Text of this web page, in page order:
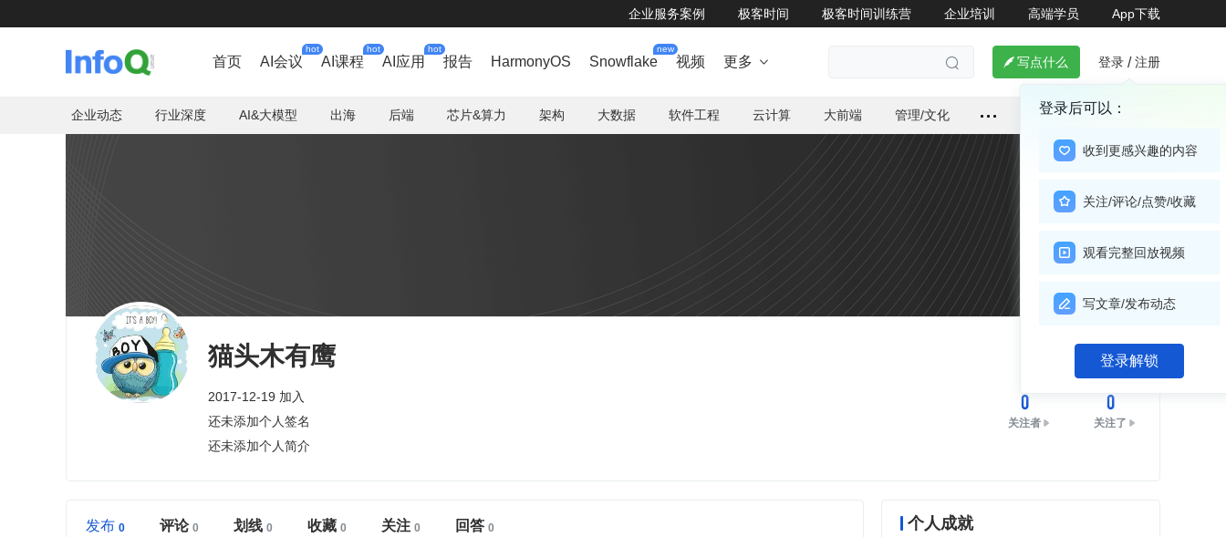
企业服务案例 极客时间 极客时间训练营 企业培训 高端学员 App下载
首页 AI会议
hot
AI课程
hot
AI应用
hot
报告 HarmonyOS Snowflake
new
视频 更多    写点什么 登录 / 注册
登录后可以：
收到更感兴趣的内容
关注/评论/点赞/收藏
观看完整回放视频
写文章/发布动态
登录解锁
企业动态 行业深度 AI&大模型 出海 后端 芯片&算力 架构 大数据 软件工程 云计算 大前端 管理/文化
猫头木有鹰
2017-12-19 加入
还未添加个人签名
还未添加个人简介
关注
0
关注者
0
关注了
发布 评论 划线 收藏 关注 回答 个人成就